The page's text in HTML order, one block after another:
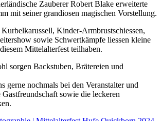
Zauberer Robert Blake erweiterte
mit seiner grandiosen magischen Vorstellung.
Kinder-Armbrustschiessen,
sowie Schwertkämpfe liessen kleine
Mittelalterfest teilhaben.
sorgen Backstuben, Brätereien und
gerne nochmals bei den Veranstalter und
sowie die leckeren